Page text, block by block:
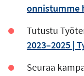
onnistumme
Tutustu
2023–2025 |
Seuraa